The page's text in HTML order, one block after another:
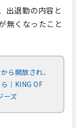
出退勤の内容と
無くなったこと
ら開放され、
｜KING OF
ーズ